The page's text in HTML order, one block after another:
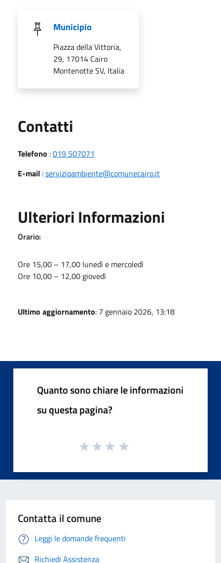
Municipio
Piazza della Vittoria,
29, 17014 Cairo
Montenotte SV, Italia
Contatti
Telefono :019 507071
E-mail :servizioambiente@comunecairo.it
Ulteriori Informazioni
Orario:
Ore 15,00 – 17,00 lunedì e mercoledì
Ore 10,00 – 12,00 giovedì
Ultimo aggiornamento: 7 gennaio 2026, 13:18
Quanto sono chiare le informazioni
su questa pagina?
Contatta il comune
Leggi le domande frequenti
Richiedi Assistenza